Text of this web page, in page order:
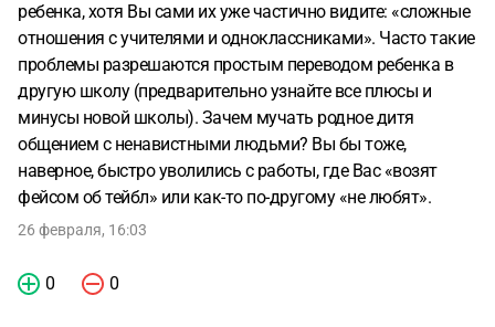
ребенка, хотя Вы сами их уже частично видите: «сложные
отношения с учителями и одноклассниками». Часто такие
проблемы разрешаются простым переводом ребенка в
другую школу (предварительно узнайте все плюсы и
минусы новой школы). Зачем мучать родное дитя
общением с ненавистными людьми? Вы бы тоже,
наверное, быстро уволились с работы, где Вас «возят
фейсом об тейбл» или как-то по-другому «не любят».
26 февраля, 16:03
0 0